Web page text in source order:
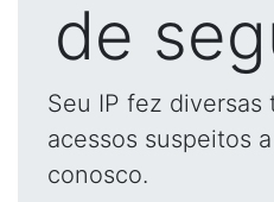
de
Seu IP fez diversas
acessos suspeitos
conosco.